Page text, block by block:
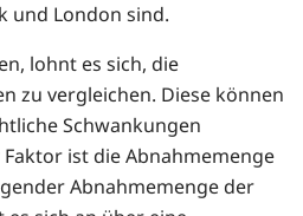
und London sind.
lohnt es sich, die
zu vergleichen. Diese können
Schwankungen
ist die Abnahmemenge
Abnahmemenge der